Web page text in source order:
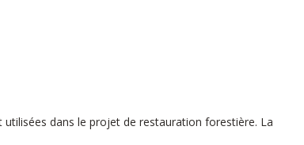
dans le projet de restauration forestière. La